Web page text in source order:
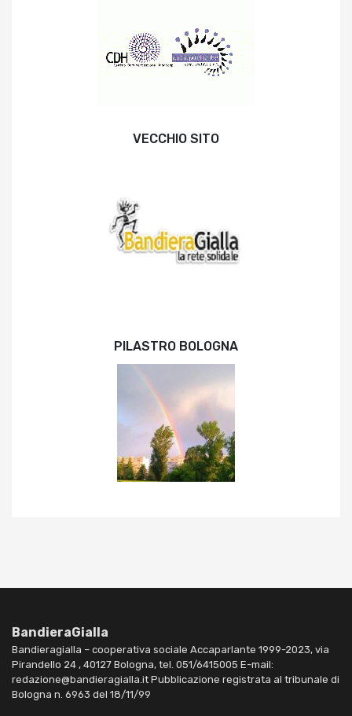
VECCHIO SITO
PILASTRO BOLOGNA
BandieraGialla
Bandieragialla – cooperativa sociale Accaparlante 1999-2023, via
Pirandello 24 , 40127 Bologna, tel. 051/6415005 E-mail:
redazione@bandieragialla.it Pubblicazione registrata al tribunale di
Bologna n. 6963 del 18/11/99